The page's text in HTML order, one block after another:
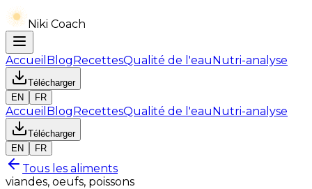
Niki Coach
Accueil BlogRecettesQualité de l'eauNutri-analyse
Télécharger
EN
FR
Accueil BlogRecettesQualité de l'eauNutri-analyse
Télécharger
EN
FR
Tous les aliments
viandes, oeufs, poissons